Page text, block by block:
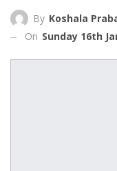
By Koshala
On Sunday 16th